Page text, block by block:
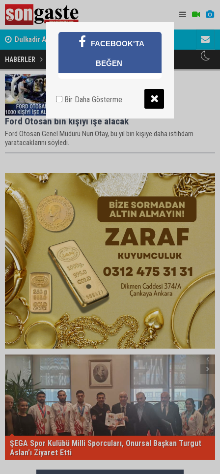
Dulkadir Ailesinin Mutlu Günü Gölbaşı
HABERLER Otosan Haberleri
Ford Otosan bin kişiyi işe alacak
Ford Otosan Genel Müdürü Nuri Otay, bu yıl bin kişiye daha istihdam
yaratacaklarını söyledi.
ŞEGA Spor Kulübü Milli Sporcuları, Onursal Başkan Turgut
Aslan’ı Ziyaret Etti
FACEBOOK'TA
BEĞEN
Bir Daha Gösterme